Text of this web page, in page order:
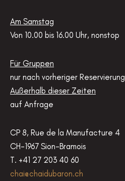
Am Samstag
Von 10.00 bis 16.00 Uhr, nonstop
Für Gruppen
nur nach vorheriger Reservierung
Außerhalb dieser Zeiten
auf Anfrage
CP 8, Rue de la Manufacture 4
CH-1967 Sion-Bramois
T. +41 27 203 40 60
chai@chaidubaron.ch